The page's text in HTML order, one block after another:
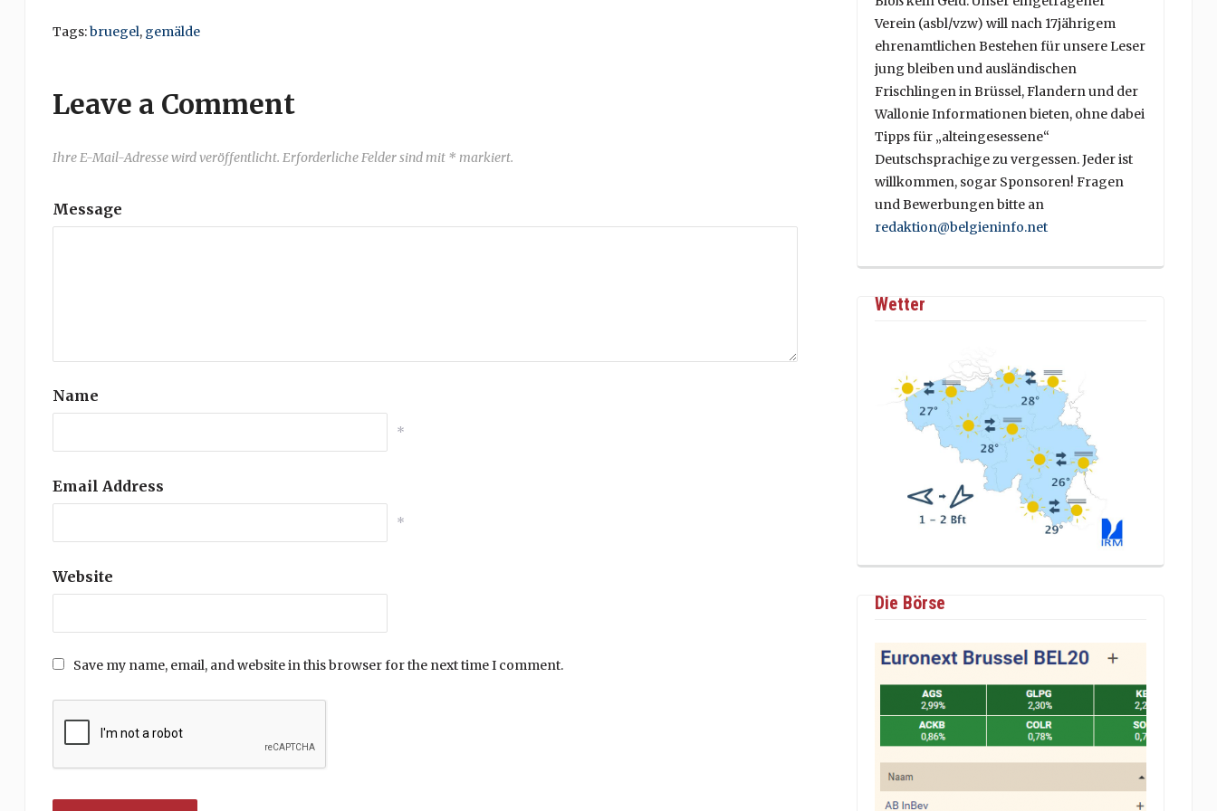
Tags:bruegel, gemälde
Leave a Comment
Ihre E-Mail-Adresse wird veröffentlicht. Erforderliche Felder sind mit * markiert.
Message
Name
*
Email Address
*
Website
Save my name, email, and website in this browser for the next time I comment.
Verein (asbl/vzw) will nach 17jährigem
ehrenamtlichen Bestehen für unsere Leser
jung bleiben und ausländischen
Frischlingen in Brüssel, Flandern und der
Wallonie Informationen bieten, ohne dabei
Tipps für „alteingesessene“
Deutschsprachige zu vergessen. Jeder ist
willkommen, sogar Sponsoren! Fragen
und Bewerbungen bitte an
redaktion@belgieninfo.net
Wetter
Die Börse